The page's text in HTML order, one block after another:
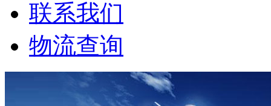
联系我们
物流查询